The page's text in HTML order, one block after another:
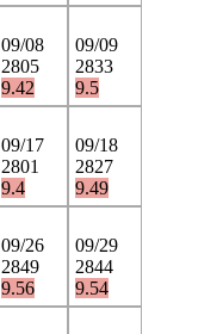
09/08
2805
9.42
09/09
2833
9.5
09/17
2801
9.4
09/18
2827
9.49
09/26
2849
9.56
09/29
2844
9.54